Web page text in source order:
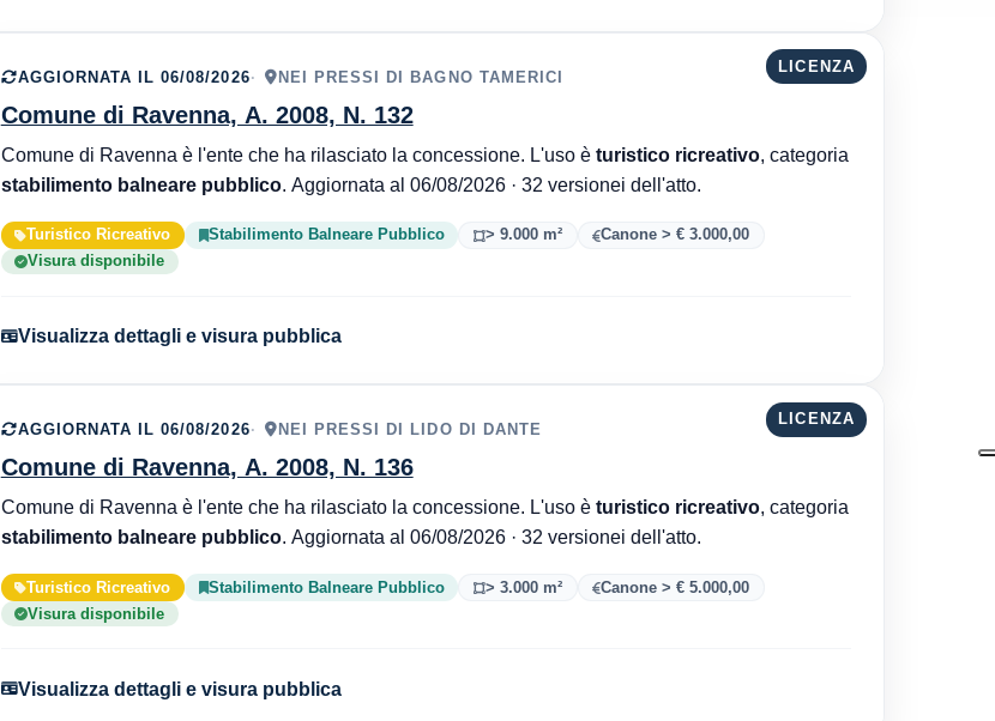
LICENZA
AGGIORNATA IL 06/08/2026 NEI PRESSI DI BAGNO TAMERICI
Comune di Ravenna, A. 2008, N. 132
Comune di Ravenna è l'ente che ha rilasciato la concessione. L'uso è turistico ricreativo , categoria
stabilimento balneare pubblico
. Aggiornata al 06/08/2026 · 32 versionei dell'atto.
Turistico Ricreativo Stabilimento Balneare Pubblico > 9.000 m²
Canone > € 3.000,00
Visura disponibile
Visualizza dettagli e visura pubblica
LICENZA
AGGIORNATA IL 06/08/2026 NEI PRESSI DI LIDO DI DANTE
Comune di Ravenna, A. 2008, N. 136
Comune di Ravenna è l'ente che ha rilasciato la concessione. L'uso è turistico ricreativo , categoria
stabilimento balneare pubblico
. Aggiornata al 06/08/2026 · 32 versionei dell'atto.
Turistico Ricreativo Stabilimento Balneare Pubblico > 3.000 m²
Canone > € 5.000,00
Visura disponibile
Visualizza dettagli e visura pubblica